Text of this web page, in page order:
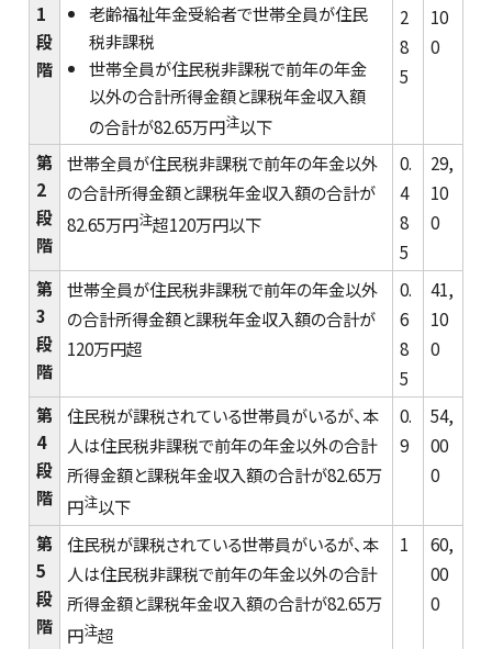
1
段
階
老齢福祉年金受給者で世帯全員が住民
税非課税
世帯全員が住民税非課税で前年の年金
以外の合計所得金額と課税年金収入額
の合計が82.65万円注以下
2
8
5
10
0
第
2
段
階
世帯全員が住民税非課税で前年の年金以外
の合計所得金額と課税年金収入額の合計が
82.65万円注超120万円以下
0.
4
8
5
29,
10
0
第
3
段
階
世帯全員が住民税非課税で前年の年金以外
の合計所得金額と課税年金収入額の合計が
120万円超
0.
6
8
5
41,
10
0
第
4
段
階
住民税が課税されている世帯員がいるが、本
人は住民税非課税で前年の年金以外の合計
所得金額と課税年金収入額の合計が82.65万
円注以下
0.
9
54,
00
0
第
5
段
階
住民税が課税されている世帯員がいるが、本
人は住民税非課税で前年の年金以外の合計
所得金額と課税年金収入額の合計が82.65万
円注超
1
60,
00
0